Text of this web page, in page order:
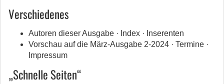
Verschiedenes
Autoren dieser Ausgabe · Index · Inserenten
Vorschau auf die März-Ausgabe 2-2024 · Termine ·
Impressum
„Schnelle Seiten“